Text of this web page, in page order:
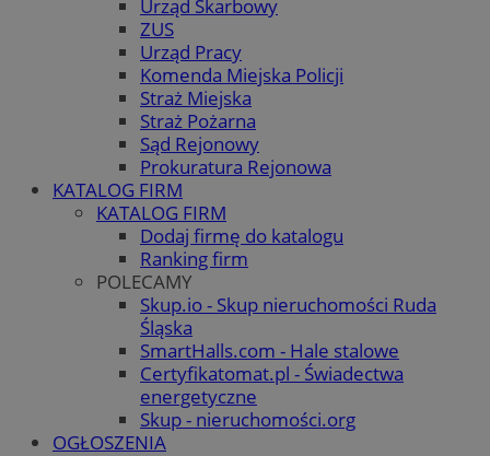
Urząd Skarbowy
ZUS
Urząd Pracy
Komenda Miejska Policji
Straż Miejska
Straż Pożarna
Sąd Rejonowy
Prokuratura Rejonowa
KATALOG FIRM
KATALOG FIRM
Dodaj firmę do katalogu
Ranking firm
POLECAMY
Skup.io - Skup nieruchomości Ruda
Śląska
SmartHalls.com - Hale stalowe
Certyfikatomat.pl - Świadectwa
energetyczne
Skup - nieruchomości.org
OGŁOSZENIA